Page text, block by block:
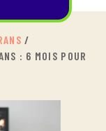
/
: 6 MOIS POUR